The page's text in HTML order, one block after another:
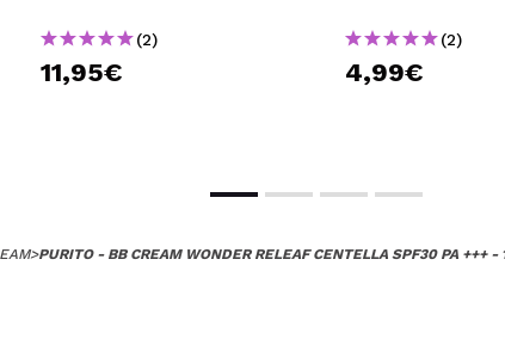
(2)
11,95€
(2)
4,99€
>PURITO - BB CREAM WONDER RELEAF CENTELLA SPF30 PA +++ -